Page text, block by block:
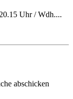
Uhr / Wdh....
abschicken